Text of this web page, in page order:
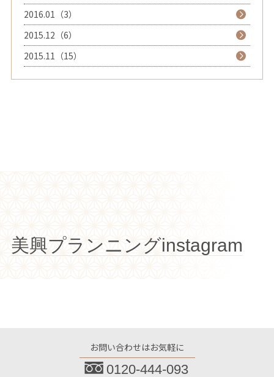
2016.01（3）
2015.12（6）
2015.11（15）
美興プランニングinstagram
お問い合わせはお気軽に
0120-444-093